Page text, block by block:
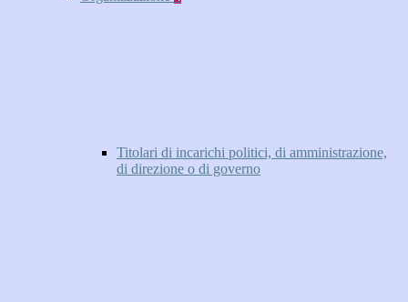
Titolari di incarichi politici, di amministrazione,
di direzione o di governo